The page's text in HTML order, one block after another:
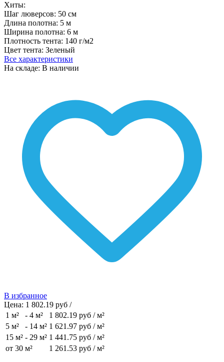
Хиты:
Шаг люверсов: 50 см
Длина полотна: 5 м
Ширина полотна: 6 м
Плотность тента: 140 г/м2
Цвет тента: Зеленый
Все характеристики
На складе: В наличии
В избранное
Цена: 1 802.19 руб /
1 м²
- 4 м² 1 802.19 руб / м²
5 м²
- 14 м² 1 621.97 руб / м²
15 м² - 29 м² 1 441.75 руб / м²
от 30 м²
1 261.53 руб / м²